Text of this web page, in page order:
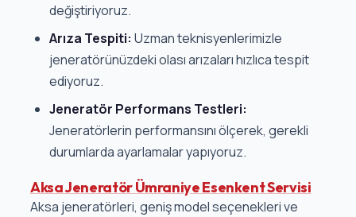
değiştiriyoruz.
Arıza Tespiti: Uzman teknisyenlerimizle
jeneratörünüzdeki olası arızaları hızlıca tespit
ediyoruz.
Jeneratör Performans Testleri:
Jeneratörlerin performansını ölçerek, gerekli
durumlarda ayarlamalar yapıyoruz.
Aksa Jeneratör Ümraniye Esenkent Servisi
Aksa jeneratörleri, geniş model seçenekleri ve